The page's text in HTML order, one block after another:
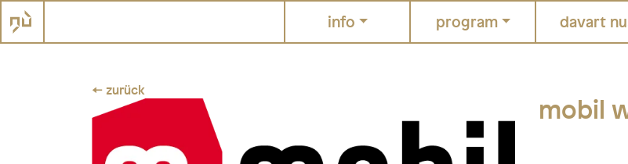
info program davart
← zurück
mobil